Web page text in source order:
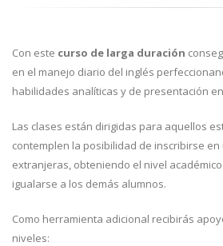
Con este curso de larga duración
en el manejo diario del inglés
habilidades analíticas y de presentación
Las clases están dirigidas para aquellos
contemplen la posibilidad de inscribirse
extranjeras, obteniendo el nivel
igualarse a los demás alumnos.
Como herramienta adicional recibirás
niveles: